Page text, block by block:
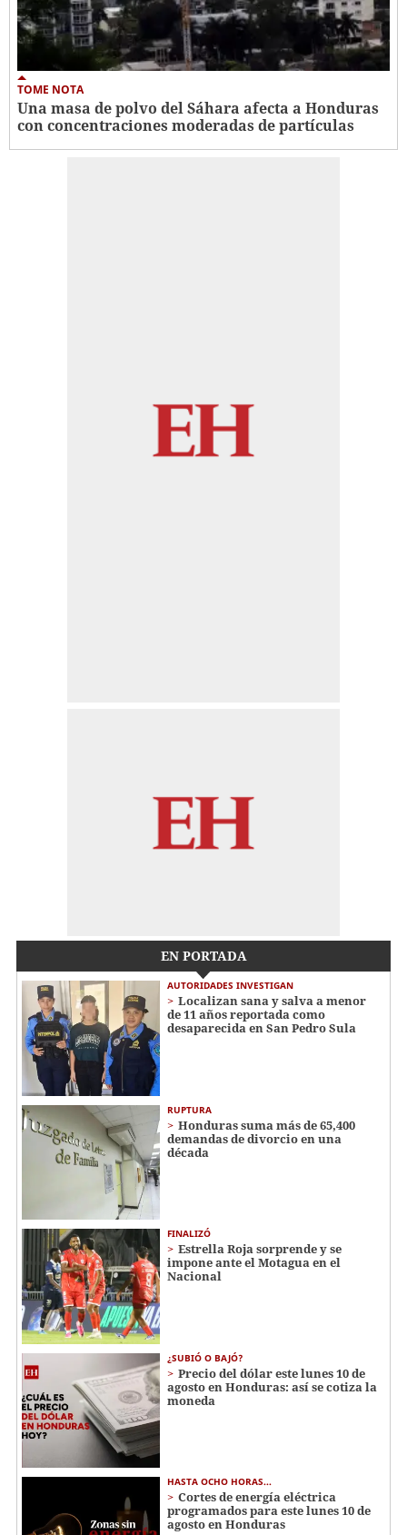
TOME NOTA
Una masa de polvo del Sáhara afecta a Honduras
con concentraciones moderadas de partículas
EN PORTADA
AUTORIDADES INVESTIGAN
Localizan sana y salva a menor
de 11 años reportada como
desaparecida en San Pedro Sula
RUPTURA
Honduras suma más de 65,400
demandas de divorcio en una
década
FINALIZÓ
Estrella Roja sorprende y se
impone ante el Motagua en el
Nacional
¿SUBIÓ O BAJÓ?
Precio del dólar este lunes 10 de
agosto en Honduras: así se cotiza la
moneda
HASTA OCHO HORAS...
Cortes de energía eléctrica
programados para este lunes 10 de
agosto en Honduras